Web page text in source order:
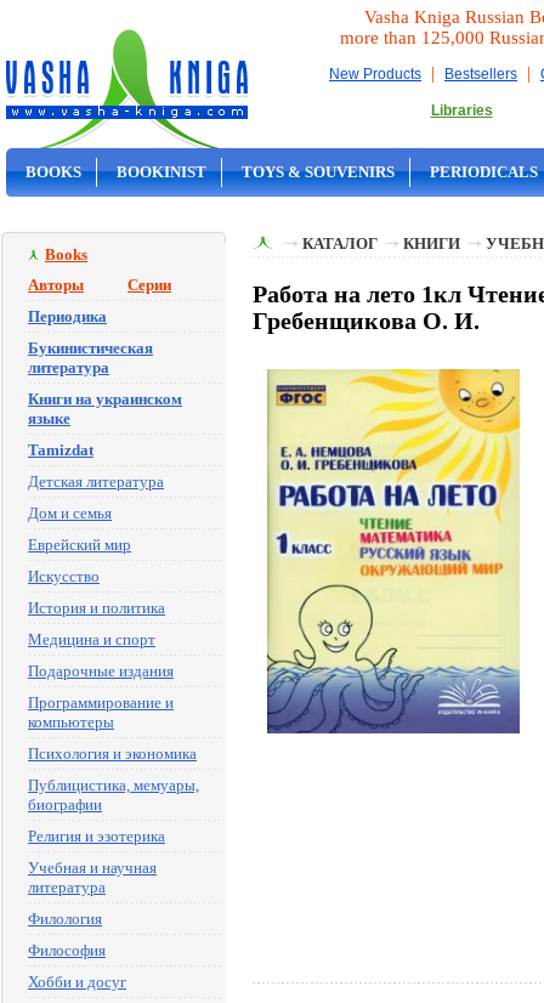
Vasha Kniga Russian
more than 125,000
New Products | Bestsellers |
Libraries
BOOKS BOOKINIST TOYS & SOUVENIRS PERIODICALS
Books
Авторы
Серии
Периодика
Букинистическая
литература
Книги на украинском
языке
Tamizdat
Детская литература
Дом и семья
Еврейский мир
Искусство
История и политика
Медицина и спорт
Подарочные издания
Программирование и
компьютеры
Психология и экономика
Публицистика, мемуары,
биографии
Религия и эзотерика
Учебная и научная
литература
Филология
Философия
Хобби и досуг
КАТАЛОГ КНИГИ
Работа на лето 1кл
Гребенщикова О. И.